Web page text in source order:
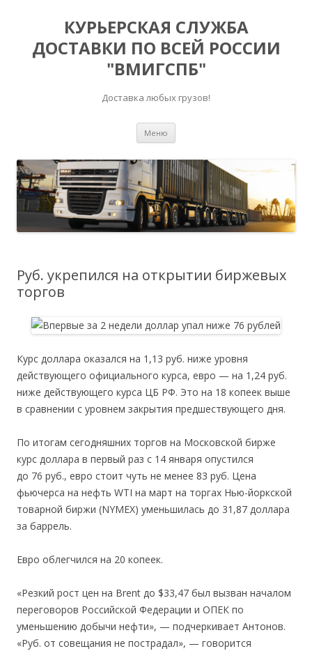
КУРЬЕРСКАЯ СЛУЖБА
ДОСТАВКИ ПО ВСЕЙ РОССИИ
"ВМИГСПБ"
Доставка любых грузов!
Меню
Руб. укрепился на открытии биржевых
торгов
Курс доллара оказался на 1,13 руб. ниже уровня
действующего официального курса, евро — на 1,24 руб.
ниже действующего курса ЦБ РФ. Это на 18 копеек выше
в сравнении с уровнем закрытия предшествующего дня.
По итогам сегодняшних торгов на Московской бирже
курс доллара в первый раз с 14 января опустился
до 76 руб., евро стоит чуть не менее 83 руб. Цена
фьючерса на нефть WTI на март на торгах Нью-йоркской
товарной биржи (NYMEX) уменьшилась до 31,87 доллара
за баррель.
Евро облегчился на 20 копеек.
«Резкий рост цен на Brent до $33,47 был вызван началом
переговоров Российской Федерации и ОПЕК по
уменьшению добычи нефти», — подчеркивает Антонов.
«Руб. от совещания не пострадал», — говорится